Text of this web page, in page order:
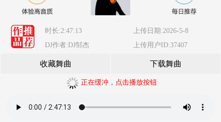
时长:2:47:13
上传日期:2026-5-8
DJ作者:DJ邹杰
上传用户ID:37407
收藏舞曲 下载舞曲
正在缓冲，点击播放按钮